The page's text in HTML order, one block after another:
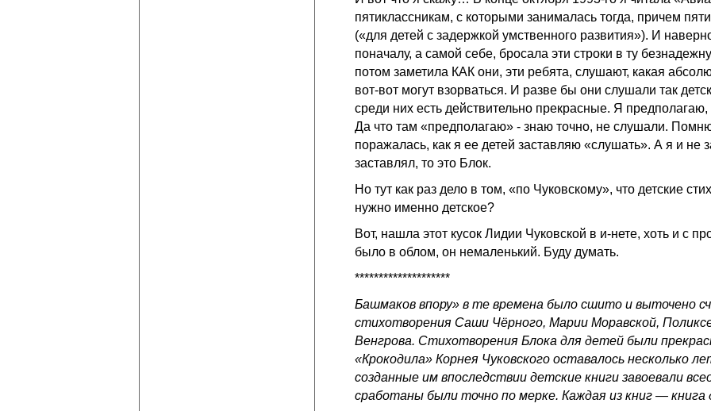
пятиклассникам, с которыми занималась тогда, причем
(«для детей с задержкой умственного развития»). И
поначалу, а самой себе, бросала эти строки в ту
потом заметила КАК они, эти ребята, слушают, какая
вот-вот могут взорваться. И разве бы они слушали так
среди них есть действительно прекрасные. Я
Да что там «предполагаю» - знаю точно, не слушали.
поражалась, как я ее детей заставляю «слушать». А я и не
заставлял, то это Блок.
Но тут как раз дело в том, «по Чуковскому», что детские
нужно именно детское?
Вот, нашла этот кусок Лидии Чуковской в и-нете, хоть и с
было в облом, он немаленький. Буду думать.
********************
Башмаков впору» в те времена было сшито и выточено
стихотворения Саши Чёрного, Марии Моравской,
Венгрова. Стихотворения Блока для детей были
«Крокодила» Корнея Чуковского оставалось несколько
созданные им впоследствии детские книги завоевали
сработаны были точно по мерке. Каждая из книг —